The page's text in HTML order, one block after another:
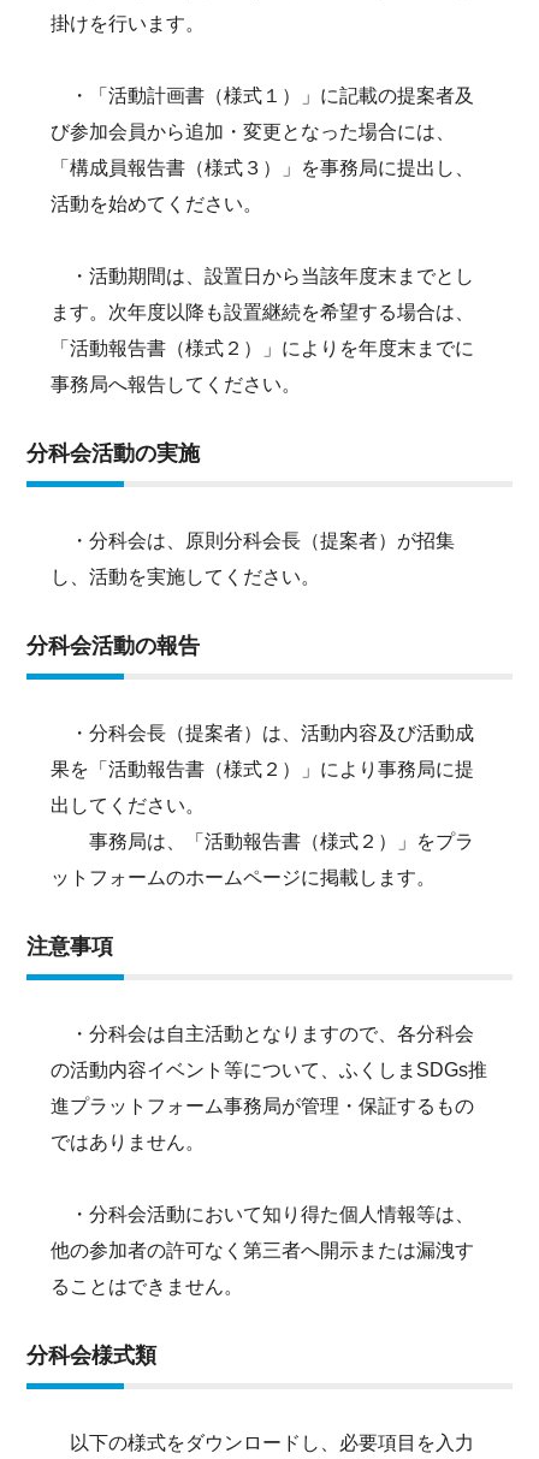
掛けを行います。
・「活動計画書（様式１）」に記載の提案者及
び参加会員から追加・変更となった場合には、
「構成員報告書（様式３）」を事務局に提出し、
活動を始めてください。
・活動期間は、設置日から当該年度末までとし
ます。次年度以降も設置継続を希望する場合は、
「活動報告書（様式２）」によりを年度末までに
事務局へ報告してください。
分科会活動の実施
・分科会は、原則分科会長（提案者）が招集
し、活動を実施してください。
分科会活動の報告
・分科会長（提案者）は、活動内容及び活動成
果を「活動報告書（様式２）」により事務局に提
出してください。
事務局は、「活動報告書（様式２）」をプラ
ットフォームのホームページに掲載します。
注意事項
・分科会は自主活動となりますので、各分科会
の活動内容イベント等について、ふくしまSDGs推
進プラットフォーム事務局が管理・保証するもの
ではありません。
・分科会活動において知り得た個人情報等は、
他の参加者の許可なく第三者へ開示または漏洩す
ることはできません。
分科会様式類
以下の様式をダウンロードし、必要項目を入力